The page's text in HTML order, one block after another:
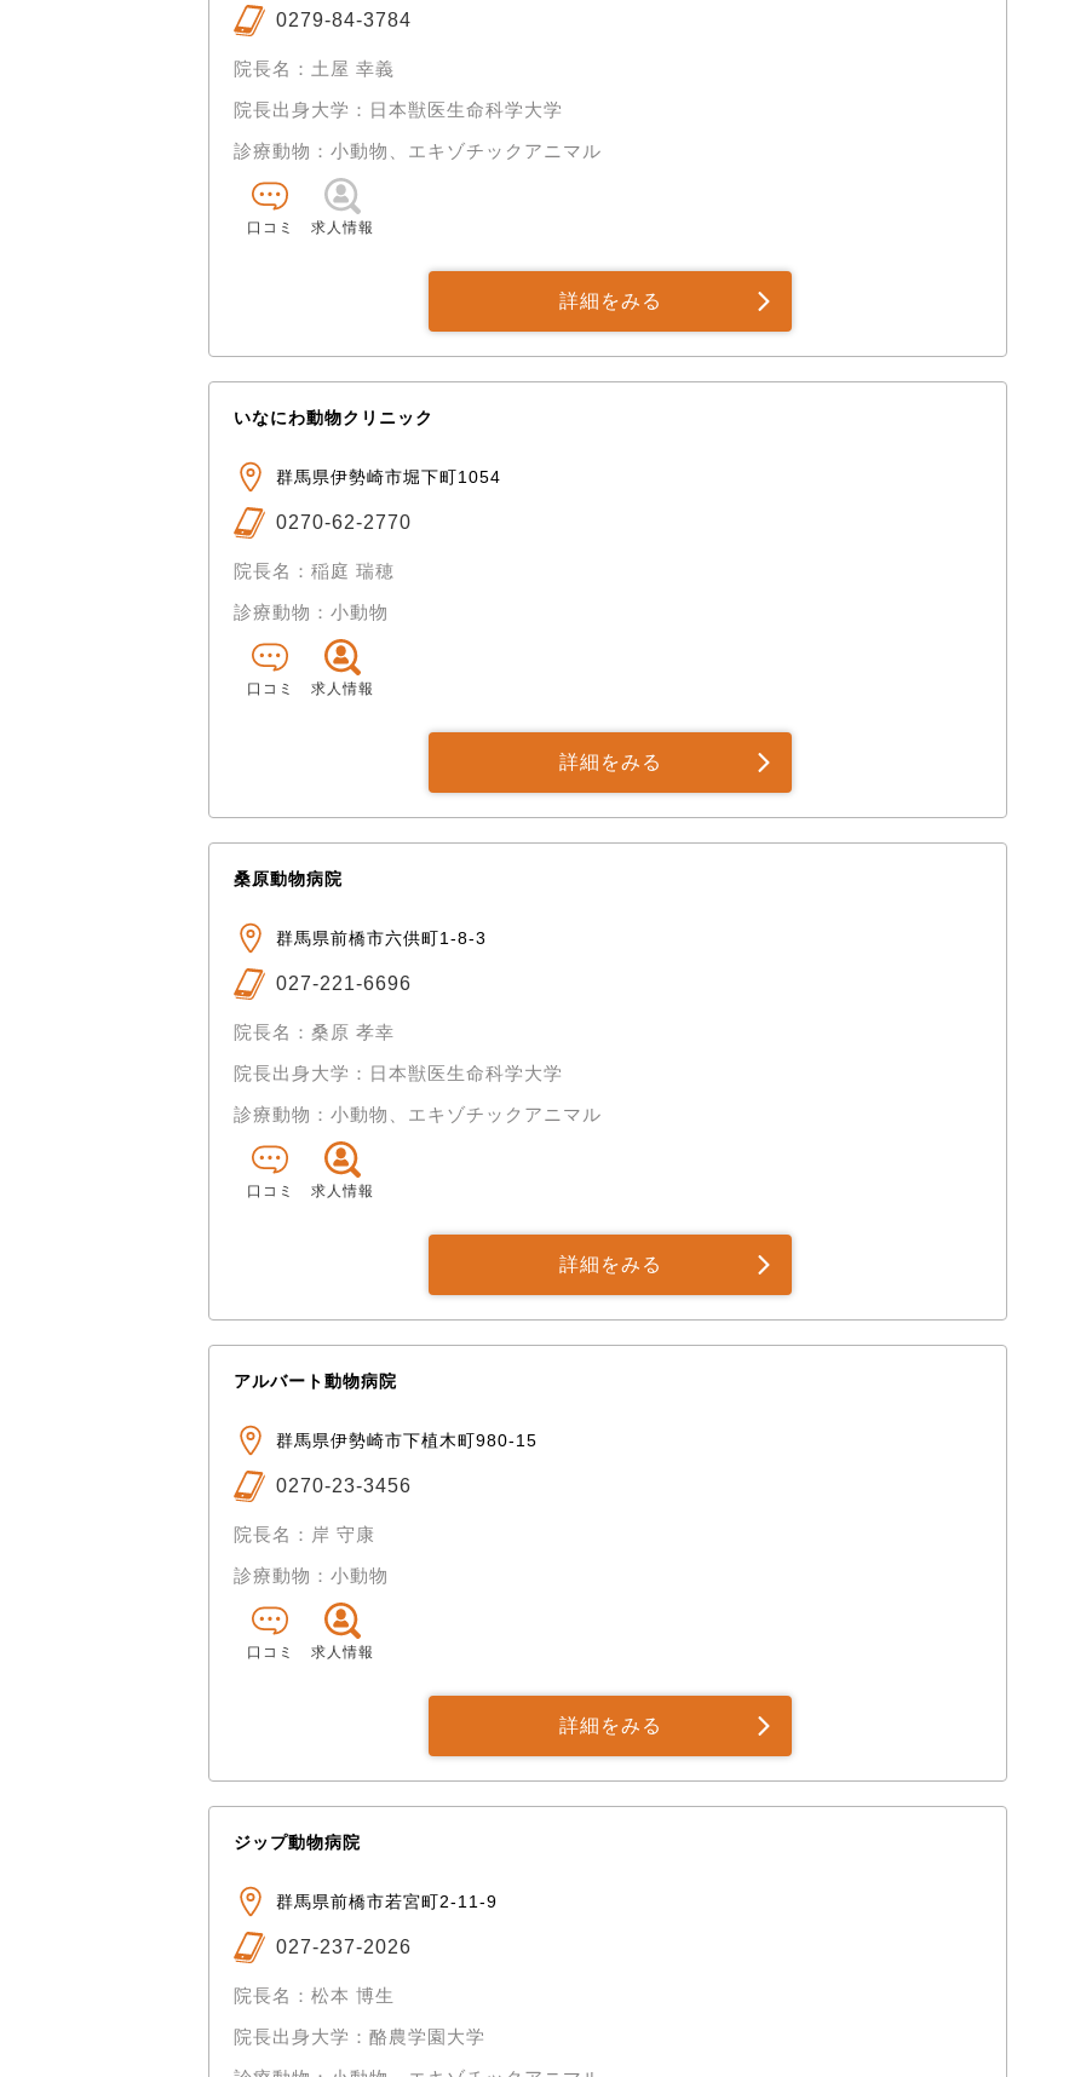
0279-84-3784
院長名：土屋 幸義
院長出身大学：日本獣医生命科学大学
診療動物：小動物、エキゾチックアニマル
口コミ 求人情報
詳細をみる
いなにわ動物クリニック
群馬県伊勢崎市堀下町1054
0270-62-2770
院長名：稲庭 瑞穂
診療動物：小動物
口コミ 求人情報
詳細をみる
桑原動物病院
群馬県前橋市六供町1-8-3
027-221-6696
院長名：桑原 孝幸
院長出身大学：日本獣医生命科学大学
診療動物：小動物、エキゾチックアニマル
口コミ 求人情報
詳細をみる
アルバート動物病院
群馬県伊勢崎市下植木町980-15
0270-23-3456
院長名：岸 守康
診療動物：小動物
口コミ 求人情報
詳細をみる
ジップ動物病院
群馬県前橋市若宮町2-11-9
027-237-2026
院長名：松本 博生
院長出身大学：酪農学園大学